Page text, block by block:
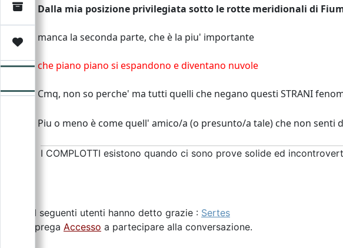
Archivio
Video
Forum
Donazione
Dalla mia posizione privilegiata sotto le rotte meridionali di
manca la seconda parte, che è la piu' importante
che piano piano si espandono e diventano nuvole
Cmq, non so perche' ma tutti quelli che negano questi STRANI
Piu o meno è come quell' amico/a (o presunto/a tale) che non
I COMPLOTTI esistono quando ci sono prove solide ed
I seguenti utenti hanno detto grazie : Sertes
Si prega Accesso a partecipare alla conversazione.